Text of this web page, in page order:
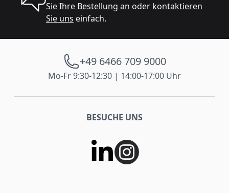
Sie Ihre Bestellung an oder kontaktieren
Sie uns einfach.
+49 6466 709 9000
Mo-Fr 9:30-12:30 | 14:00-17:00 Uhr
BESUCHE UNS